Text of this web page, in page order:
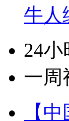
牛人
24
一周
【